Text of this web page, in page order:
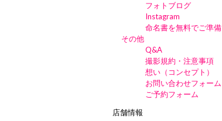
フォトブログ
Instagram
命名書を無料でご準備
その他
Q&A
撮影規約・注意事項
想い（コンセプト）
お問い合わせフォーム
ご予約フォーム
店舗情報